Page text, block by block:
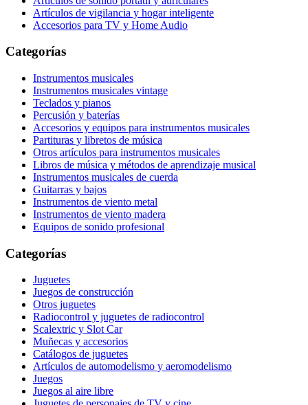
Artículos de vigilancia y hogar inteligente
Accesorios para TV y Home Audio
Categorías
Instrumentos musicales
Instrumentos musicales vintage
Teclados y pianos
Percusión y baterías
Accesorios y equipos para instrumentos musicales
Partituras y libretos de música
Otros artículos para instrumentos musicales
Libros de música y métodos de aprendizaje musical
Instrumentos musicales de cuerda
Guitarras y bajos
Instrumentos de viento metal
Instrumentos de viento madera
Equipos de sonido profesional
Categorías
Juguetes
Juegos de construcción
Otros juguetes
Radiocontrol y juguetes de radiocontrol
Scalextric y Slot Car
Muñecas y accesorios
Catálogos de juguetes
Artículos de automodelismo y aeromodelismo
Juegos
Juegos al aire libre